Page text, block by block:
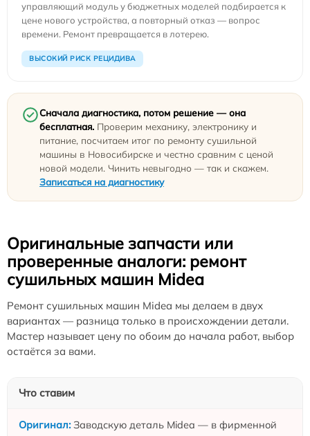
управляющий модуль у бюджетных моделей подбирается к
цене нового устройства, а повторный отказ — вопрос
времени. Ремонт превращается в лотерею.
ВЫСОКИЙ РИСК РЕЦИДИВА
Сначала диагностика, потом решение — она
бесплатная. Проверим механику, электронику и
питание, посчитаем итог по ремонту сушильной
машины в Новосибирске и честно сравним с ценой
новой модели. Чинить невыгодно — так и скажем.
Записаться на диагностику
Оригинальные запчасти или
проверенные аналоги: ремонт
сушильных машин Midea
Ремонт сушильных машин Midea мы делаем в двух
вариантах — разница только в происхождении детали.
Мастер называет цену по обоим до начала работ, выбор
остаётся за вами.
Что ставим
Заводскую деталь Midea — в фирменной